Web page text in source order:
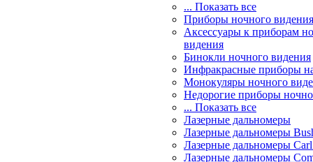
... Показать все
Приборы ночного видения
Аксессуары к приборам
видения
Бинокли ночного видения
Инфракрасные приборы
Монокуляры ночного
Недорогие приборы
... Показать все
Лазерные дальномеры
Лазерные дальномеры
Лазерные дальномеры
Лазерные дальномеры